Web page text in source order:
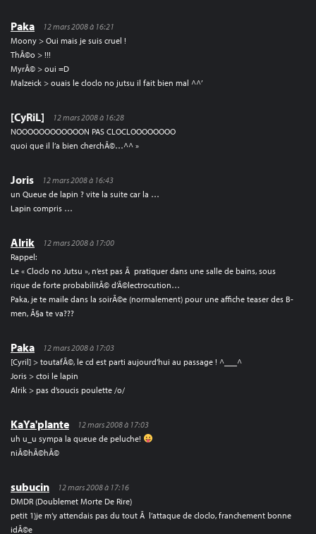
Paka
12 mars 2008 à 16:21
Moony > Oui mais je suis cruel !
ThÃ©o > !!!
MyrÃ© > oui =D
Malzeick > ouais le cloclo no jutsu il fait bien mal ^^’
[CyRiL]
12 mars 2008 à 16:28
NOOOOOOOOOOOON PAS CLOCLOOOOOOOO
quoi que il l’a bien cherchÃ©…^^ »
Joris
12 mars 2008 à 16:43
un Queue de lapin ? vite la suite car la …
Lapin compris …
Alrik
12 mars 2008 à 17:00
Rappel:
Le « Cloclo no Jutsu », n’est pas Ã pratiquer dans une salle de bains, sous
rique de forte probabilitÃ© d’Ã©lectrocution…
Paka, je te maile dans la soirÃ©e (normalement) pour une affiche teaser des B-
men, Ã§a te va???
Paka
12 mars 2008 à 17:03
[Cyril] > toutafÃ©, le cd est parti aujourd’hui au passage ! ^___^
Joris > ctoi le lapin
Alrik > pas d’soucis poulette /o/
KaYa'plante
12 mars 2008 à 17:03
uh u_u sympa la queue de peluche!
niÃ©hÃ©hÃ©
subucin
12 mars 2008 à 17:16
DMDR (Doublemet Morte De Rire)
petit 1)je m’y attendais pas du tout Ã l’attaque de cloclo, franchement bonne
idÃ©e